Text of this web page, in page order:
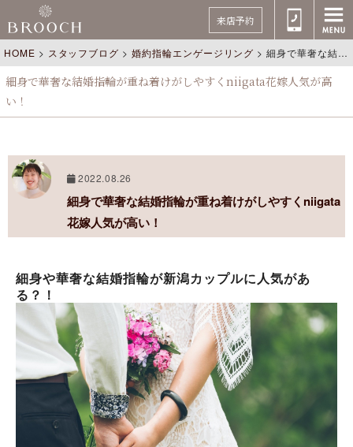
来店予約
HOME > スタッフブログ >婚約指輪エンゲージリング >細身で華奢な結婚指輪が重ね着けがしやすくniigata花嫁人気が高い！
細身で華奢な結婚指輪が重ね着けがしやすくniigata花嫁人気が高
い！
2022.08.26
細身で華奢な結婚指輪が重ね着けがしやすくniigata
花嫁人気が高い！
細身や華奢な結婚指輪が新潟カップルに人気があ
る？！